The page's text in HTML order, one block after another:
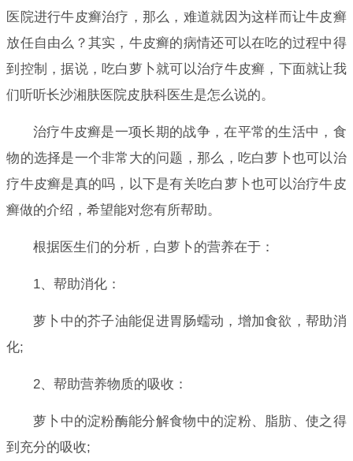
医院进行牛皮癣治疗，那么，难道就因为这样而让牛皮癣
放任自由么？其实，牛皮癣的病情还可以在吃的过程中得
到控制，据说，吃白萝卜就可以治疗牛皮癣，下面就让我
们听听长沙湘肤医院皮肤科医生是怎么说的。
治疗牛皮癣是一项长期的战争，在平常的生活中，食
物的选择是一个非常大的问题，那么，吃白萝卜也可以治
疗牛皮癣是真的吗，以下是有关吃白萝卜也可以治疗牛皮
癣做的介绍，希望能对您有所帮助。
根据医生们的分析，白萝卜的营养在于：
1、帮助消化：
萝卜中的芥子油能促进胃肠蠕动，增加食欲，帮助消
化;
2、帮助营养物质的吸收：
萝卜中的淀粉酶能分解食物中的淀粉、脂肪、使之得
到充分的吸收;